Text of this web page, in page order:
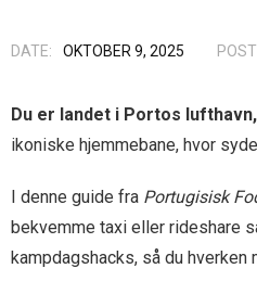
DATE: OKTOBER 9, 2025
Du er landet i Portos
ikoniske hjemmebane, hvor
I denne guide fra Portugisisk
bekvemme taxi eller rideshare
kampdagshacks, så du